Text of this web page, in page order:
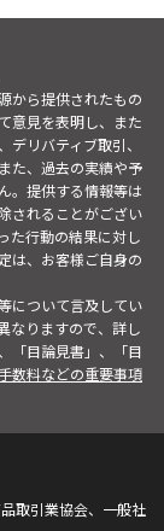
から提供されたもの
意見を表明し、また
リバティブ取引、
た、過去の実績や予
。提供する情報等は
されることがござい
た行動の結果に対し
は、お客様ご自身の
について言及してい
なりますので、詳し
「目論見書」、「目
数料などの重要事項
取引業協会、一般社